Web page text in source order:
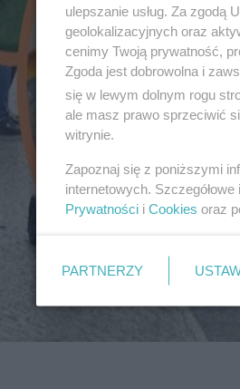
ulepszanie usług. Za zgodą
geolokalizacyjnych oraz
cenimy Twoją prywatność,
Zgoda jest dobrowolna i
się w lewym dolnym rogu
ale masz prawo sprzeciwić
witrynie.
Zapoznaj się z poniższymi
internetowych.
Prywatności i Cookies oraz
PARTNERZY